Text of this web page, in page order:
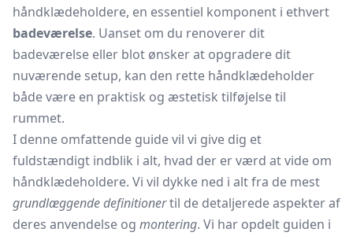
håndklædeholdere, en essentiel komponent i ethvert
badeværelse. Uanset om du renoverer dit
badeværelse eller blot ønsker at opgradere dit
nuværende setup, kan den rette håndklædeholder
både være en praktisk og æstetisk tilføjelse til
rummet.
I denne omfattende guide vil vi give dig et
fuldstændigt indblik i alt, hvad der er værd at vide om
håndklædeholdere. Vi vil dykke ned i alt fra de mest
grundlæggende definitionertil de detaljerede aspekter af
deres anvendelse og montering. Vi har opdelt guiden i